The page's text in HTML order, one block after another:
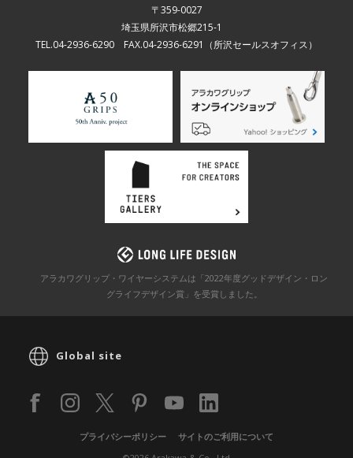
〒359-0027
埼玉県所沢市松郷215-1
TEL.04-2936-6290 FAX.04-2936-6291 （所沢セールスオフィス）
アラカワグリップ・ワイヤーシステムは「2022年度グッドデザイン・ロン
グライフデザイン賞」を受賞しました。
Global site
プライバシーポリシー
サイトのご利用について